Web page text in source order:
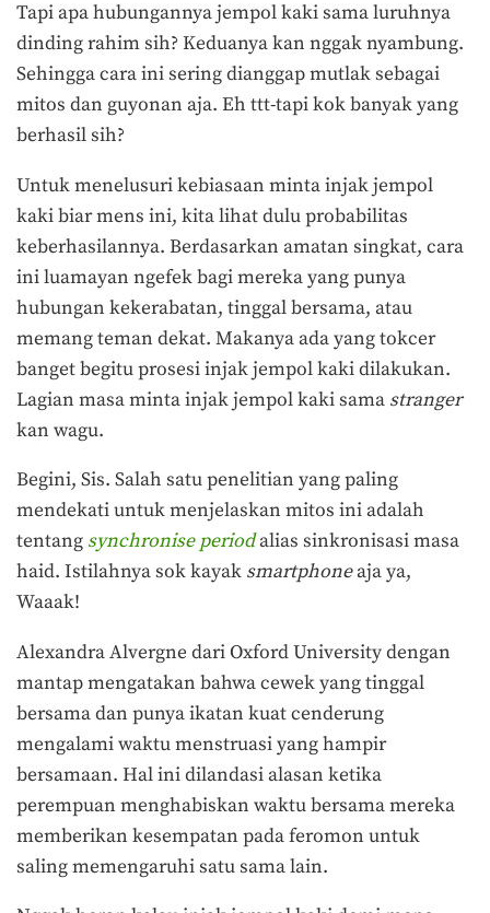
Tapi apa hubungannya jempol kaki sama luruhnya
dinding rahim sih? Keduanya kan nggak nyambung.
Sehingga cara ini sering dianggap mutlak sebagai
mitos dan guyonan aja. Eh ttt-tapi kok banyak yang
berhasil sih?
Untuk menelusuri kebiasaan minta injak jempol
kaki biar mens ini, kita lihat dulu probabilitas
keberhasilannya. Berdasarkan amatan singkat, cara
ini luamayan ngefek bagi mereka yang punya
hubungan kekerabatan, tinggal bersama, atau
memang teman dekat. Makanya ada yang tokcer
banget begitu prosesi injak jempol kaki dilakukan.
Lagian masa minta injak jempol kaki sama stranger
kan wagu.
Begini, Sis. Salah satu penelitian yang paling
mendekati untuk menjelaskan mitos ini adalah
tentang synchronise periodalias sinkronisasi masa
haid. Istilahnya sok kayak smartphoneaja ya,
Waaak!
Alexandra Alvergne dari Oxford University dengan
mantap mengatakan bahwa cewek yang tinggal
bersama dan punya ikatan kuat cenderung
mengalami waktu menstruasi yang hampir
bersamaan. Hal ini dilandasi alasan ketika
perempuan menghabiskan waktu bersama mereka
memberikan kesempatan pada feromon untuk
saling memengaruhi satu sama lain.